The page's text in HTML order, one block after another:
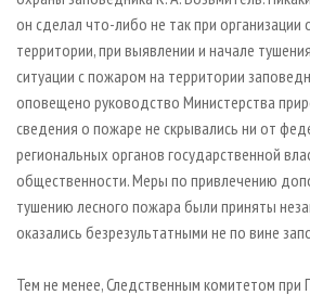
он сделал что-либо не так при
территории, при выявлении и начале
ситуации с пожаром на территории
оповещено руководство Министерства
сведения о пожаре не скрывались ни от
региональных органов государственной
общественности. Меры по привлечению
тушению лесного пожара были приняты
оказались безрезультатными не по вине
Тем не менее, Следственным комитетом при